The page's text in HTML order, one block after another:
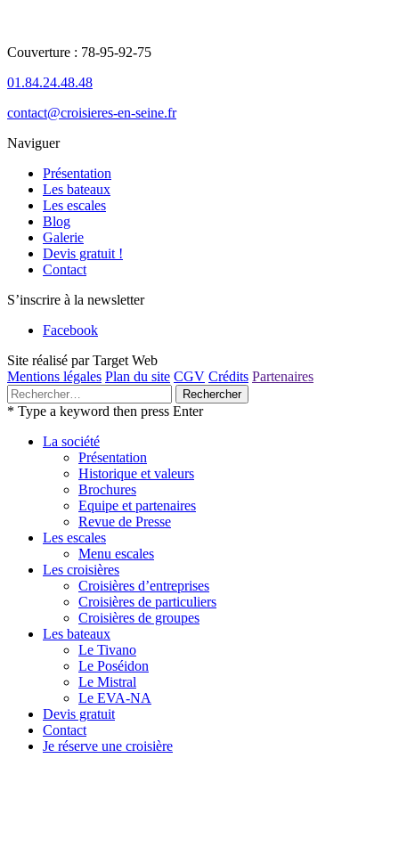
Couverture : 78-95-92-75
01.84.24.48.48
contact@croisieres-en-seine.fr
Naviguer
Présentation
Les bateaux
Les escales
Blog
Galerie
Devis gratuit !
Contact
S’inscrire à la newsletter
Facebook
Site réalisé par Target Web
Mentions légales Plan du site CGV Crédits Partenaires
Rechercher :
* Type a keyword then press Enter
La société
Présentation
Historique et valeurs
Brochures
Equipe et partenaires
Revue de Presse
Les escales
Menu escales
Les croisières
Croisières d’entreprises
Croisières de particuliers
Croisières de groupes
Les bateaux
Le Tivano
Le Poséidon
Le Mistral
Le EVA-NA
Devis gratuit
Contact
Je réserve une croisière